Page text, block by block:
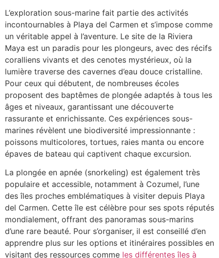
L’exploration sous-marine fait partie des activités
incontournables à Playa del Carmen et s’impose comme
un véritable appel à l’aventure. Le site de la Riviera
Maya est un paradis pour les plongeurs, avec des récifs
coralliens vivants et des cenotes mystérieux, où la
lumière traverse des cavernes d’eau douce cristalline.
Pour ceux qui débutent, de nombreuses écoles
proposent des baptêmes de plongée adaptés à tous les
âges et niveaux, garantissant une découverte
rassurante et enrichissante. Ces expériences sous-
marines révèlent une biodiversité impressionnante :
poissons multicolores, tortues, raies manta ou encore
épaves de bateau qui captivent chaque excursion.
La plongée en apnée (snorkeling) est également très
populaire et accessible, notamment à Cozumel, l’une
des îles proches emblématiques à visiter depuis Playa
del Carmen. Cette île est célèbre pour ses spots réputés
mondialement, offrant des panoramas sous-marins
d’une rare beauté. Pour s’organiser, il est conseillé d’en
apprendre plus sur les options et itinéraires possibles en
visitant des ressources comme les différentes îles à